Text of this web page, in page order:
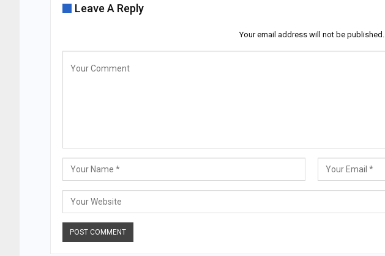
Leave A Reply
Your email address will not be published.